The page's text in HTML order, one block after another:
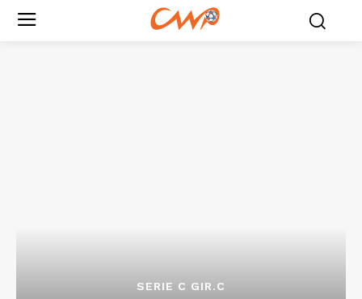
SERIE C GIR.C